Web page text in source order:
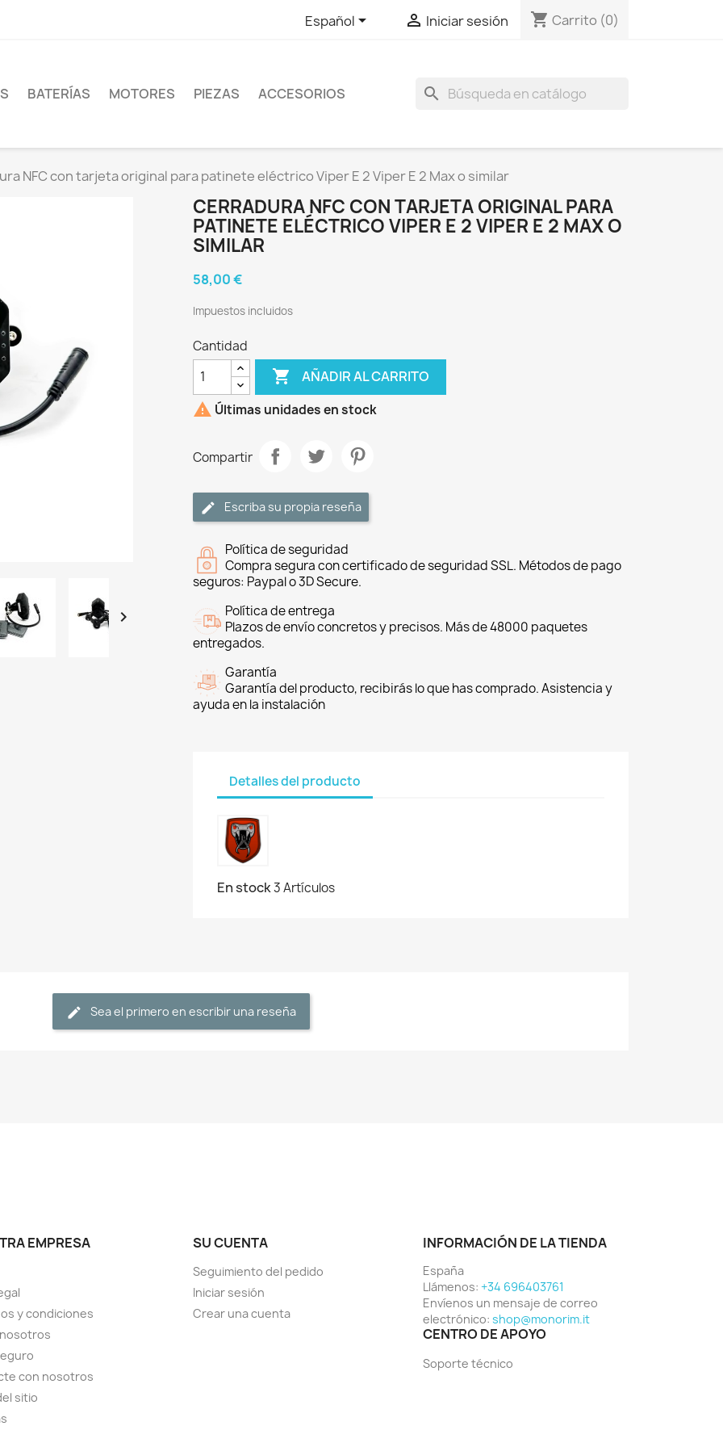
Español  Iniciar sesión shopping_cart Carrito (0)
BATERÍAS MOTORES PIEZAS ACCESORIOS search
NFC con tarjeta original para patinete eléctrico Viper E 2 Viper E 2 Max o similar

CERRADURA NFC CON TARJETA ORIGINAL PARA
PATINETE ELÉCTRICO VIPER E 2 VIPER E 2 MAX O
SIMILAR
58,00 €
Impuestos incluidos
Cantidad
 AÑADIR AL CARRITO
 Últimas unidades en stock
Compartir
Escriba su propia reseña
Política de seguridad
Compra segura con certificado de seguridad SSL. Métodos de pago
seguros: Paypal o 3D Secure.
Política de entrega
Plazos de envío concretos y precisos. Más de 48000 paquetes
entregados.
Garantía
Garantía del producto, recibirás lo que has comprado. Asistencia y
ayuda en la instalación
Detalles del producto
En stock3 Artículos
Sea el primero en escribir una reseña
EMPRESA
y condiciones
con nosotros
sitio
SU CUENTA
Seguimiento del pedido
Iniciar sesión
Crear una cuenta
INFORMACIÓN DE LA TIENDA
España
Llámenos: +34 696403761
Envíenos un mensaje de correo
electrónico: shop@monorim.it
CENTRO DE APOYO
Soporte técnico